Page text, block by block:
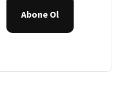
Abone Ol